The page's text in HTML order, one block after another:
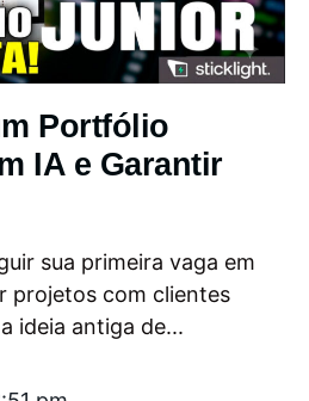
Portfólio
IA e Garantir
sua primeira vaga em
projetos com clientes
ideia antiga de...